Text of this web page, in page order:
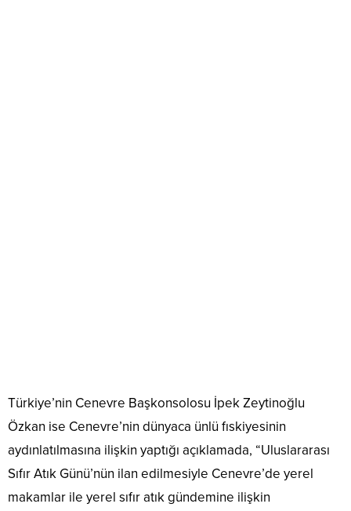
Türkiye’nin Cenevre Başkonsolosu İpek Zeytinoğlu
Özkan ise Cenevre’nin dünyaca ünlü fıskiyesinin
aydınlatılmasına ilişkin yaptığı açıklamada, “Uluslararası
Sıfır Atık Günü’nün ilan edilmesiyle Cenevre’de yerel
makamlar ile yerel sıfır atık gündemine ilişkin